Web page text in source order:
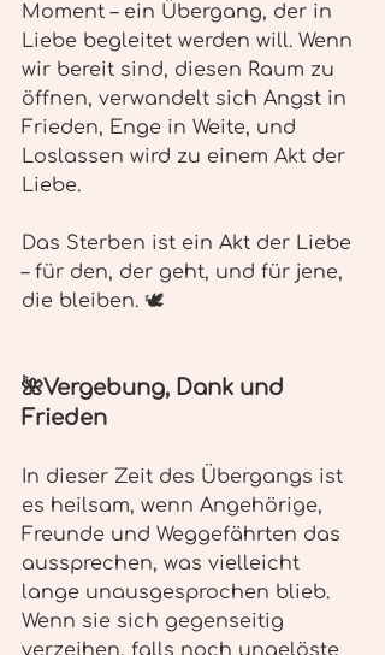
Moment – ein Übergang, der in
Liebe begleitet werden will. Wenn
wir bereit sind, diesen Raum zu
öffnen, verwandelt sich Angst in
Frieden, Enge in Weite, und
Loslassen wird zu einem Akt der
Liebe.
Das Sterben ist ein Akt der Liebe
– für den, der geht, und für jene,
die bleiben. 🕊️
🌺Vergebung, Dank und
Frieden
In dieser Zeit des Übergangs ist
es heilsam, wenn Angehörige,
Freunde und Weggefährten das
aussprechen, was vielleicht
lange unausgesprochen blieb.
Wenn sie sich gegenseitig
verzeihen, falls noch ungelöste